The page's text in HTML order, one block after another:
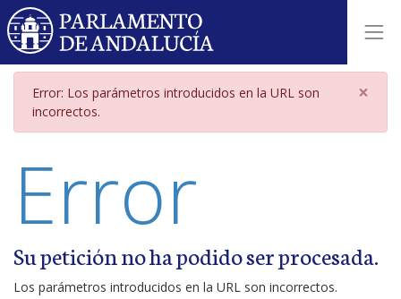
Página de error por parámetros
Error: Los parámetros introducidos en la URL son
incorrectos.
×
Error
Su petición no ha podido ser procesada.
Los parámetros introducidos en la URL son incorrectos.